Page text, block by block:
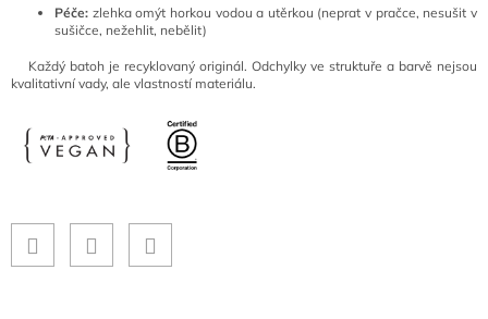
Péče: zlehka omýt horkou vodou a utěrkou (neprat v pračce, nesušit v
sušičce, nežehlit, nebělit)
Každý batoh je recyklovaný originál. Odchylky ve struktuře a barvě nejsou
kvalitativní vady, ale vlastností materiálu.